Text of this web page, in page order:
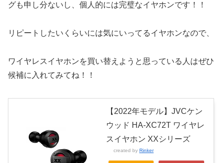
グも申し分ないし、個人的には完璧なイヤホンです！！
リピートしたいくらいには気にいってるイヤホンなので、
ワイヤレスイヤホンを買い替えようと思っている人はぜひ
候補に入れてみてね！！
【2022年モデル】JVCケン
ウッド HA-XC72T ワイヤレ
スイヤホン XXシリーズ
created by Rinker